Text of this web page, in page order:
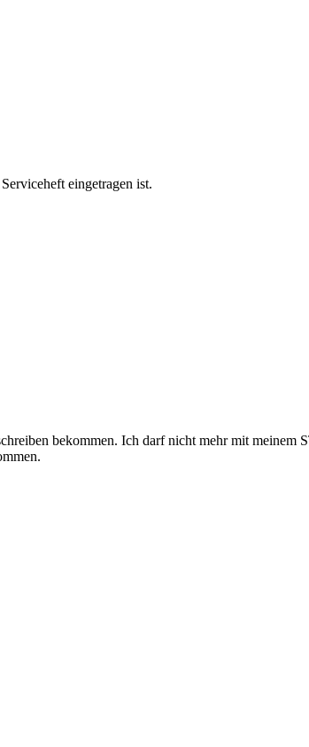
eingetragen ist.
bekommen. Ich darf nicht mehr mit meinem